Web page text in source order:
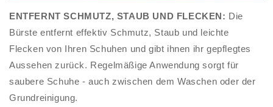
ENTFERNT SCHMUTZ, STAUB UND FLECKEN: Die
Bürste entfernt effektiv Schmutz, Staub und leichte
Flecken von Ihren Schuhen und gibt ihnen ihr gepflegtes
Aussehen zurück. Regelmäßige Anwendung sorgt für
saubere Schuhe - auch zwischen dem Waschen oder der
Grundreinigung.